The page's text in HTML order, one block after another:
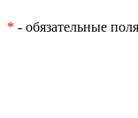
* - обязательные поля